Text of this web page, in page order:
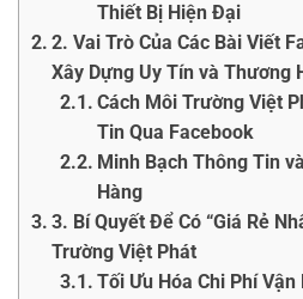
Thiết Bị Hiện Đại
2. Vai Trò Của Các Bài Viết
Xây Dựng Uy Tín và Thương
Cách Môi Trường Việt
Tin Qua Facebook
Minh Bạch Thông Tin
Hàng
3. Bí Quyết Để Có “Giá Rẻ
Trường Việt Phát
Tối Ưu Hóa Chi Phí